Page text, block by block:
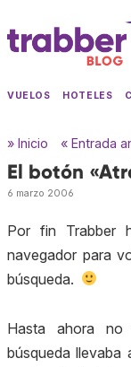
VUELOS HOTELES
» Inicio « Entrada
El botón
6 marzo 2006
Por fin Trabber
navegador para
búsqueda.
Hasta ahora no
búsqueda llevaba